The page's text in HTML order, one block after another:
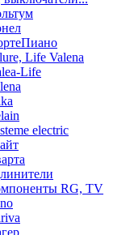
Life Valena
Life
electric
RG, TV